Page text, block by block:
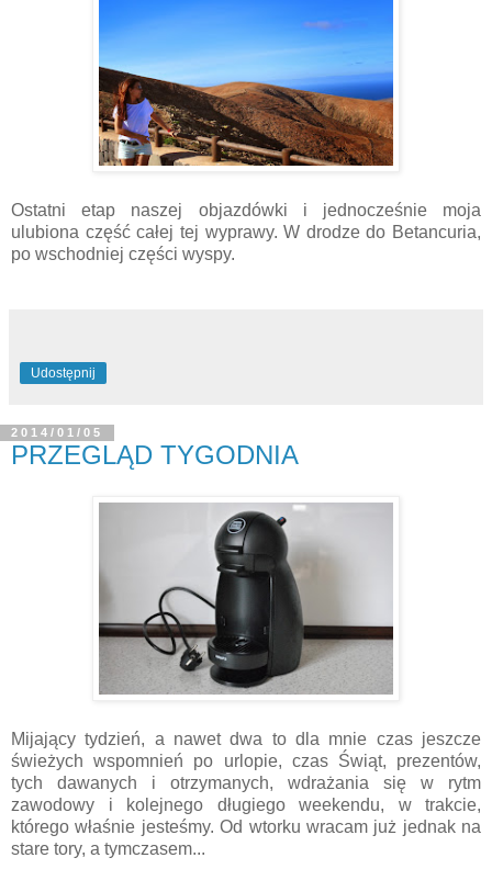
Ostatni etap naszej objazdówki i jednocześnie moja
ulubiona część całej tej wyprawy. W drodze do Betancuria,
po wschodniej części wyspy.
Udostępnij
2014/01/05
PRZEGLĄD TYGODNIA
Mijający tydzień, a nawet dwa to dla mnie czas jeszcze
świeżych wspomnień po urlopie, czas Świąt, prezentów,
tych dawanych i otrzymanych, wdrażania się w rytm
zawodowy i kolejnego długiego weekendu, w trakcie,
którego właśnie jesteśmy. Od wtorku wracam już jednak na
stare tory, a tymczasem...